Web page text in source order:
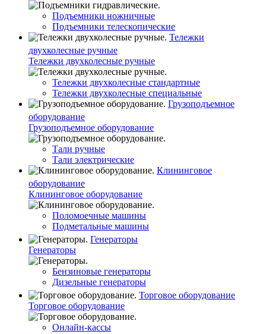
Подъемники ножничные
Подъемники телескопические
Тележки
двухколесные ручные
Тележки двухколесные ручные
Тележки двухколесные стандартные
Тележки двухколесные специальные
Грузоподъемное
оборудование
Грузоподъемное оборудование
Тали ручные
Тали электрические
Клининговое
оборудование
Клининговое оборудование
Поломоечные машины
Подметальные машины
Генераторы
Генераторы
Бензиновые генераторы
Дизельные генераторы
Торговое оборудование
Торговое оборудование
Онлайн-кассы